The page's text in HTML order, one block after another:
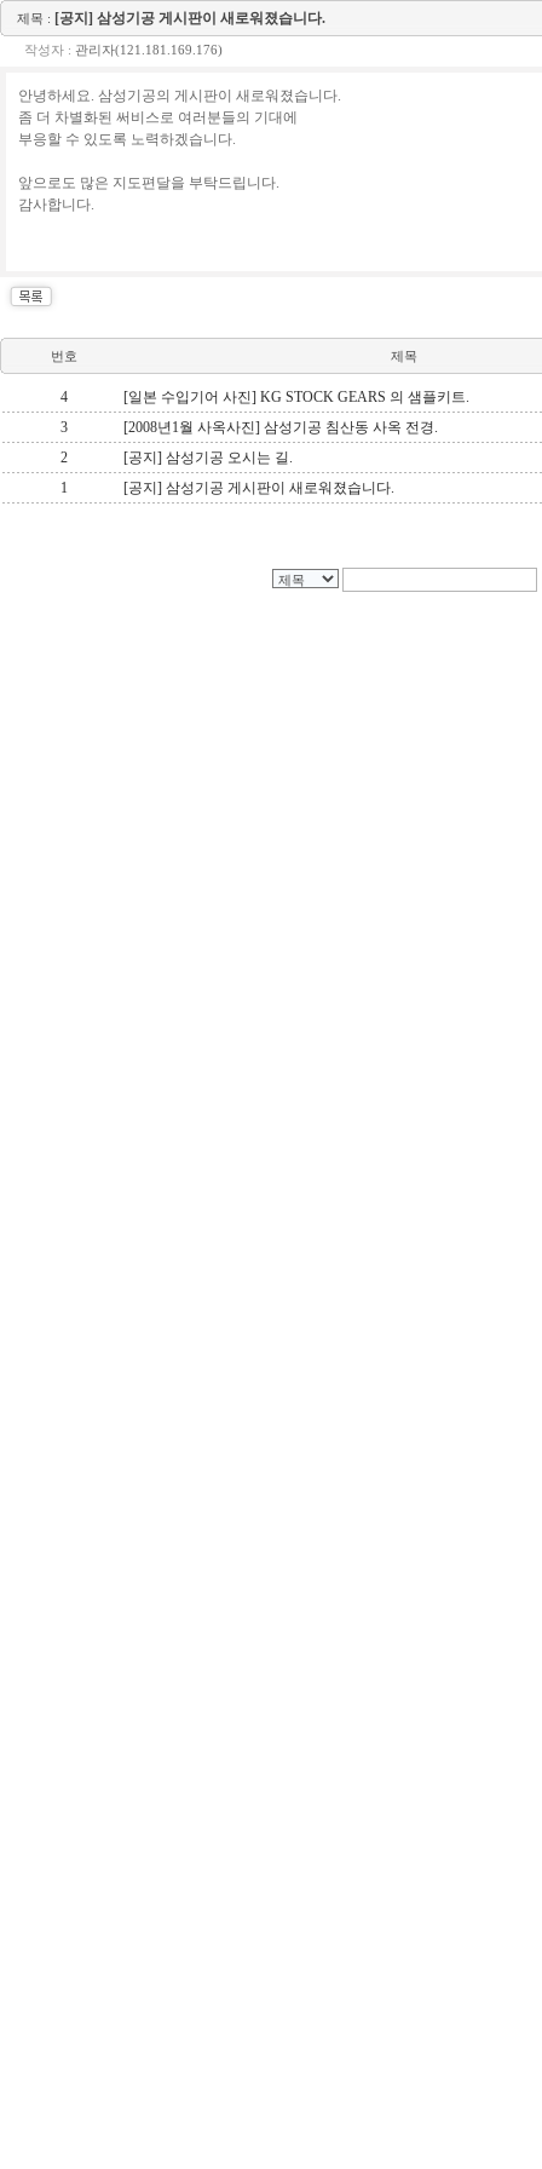
제목 : [공지] 삼성기공 게시판이 새로워졌습니다.
작성자 : 관리자(121.181.169.176)
안녕하세요. 삼성기공의 게시판이 새로워졌습니다.
좀 더 차별화된 써비스로 여러분들의 기대에
부응할 수 있도록 노력하겠습니다.
앞으로도 많은 지도편달을 부탁드립니다.
감사합니다.
번호 제목
4
[일본 수입기어 사진] KG STOCK GEARS 의 샘플키트.
3
[2008년1월 사옥사진] 삼성기공 침산동 사옥 전경.
2
[공지] 삼성기공 오시는 길.
1
[공지] 삼성기공 게시판이 새로워졌습니다.